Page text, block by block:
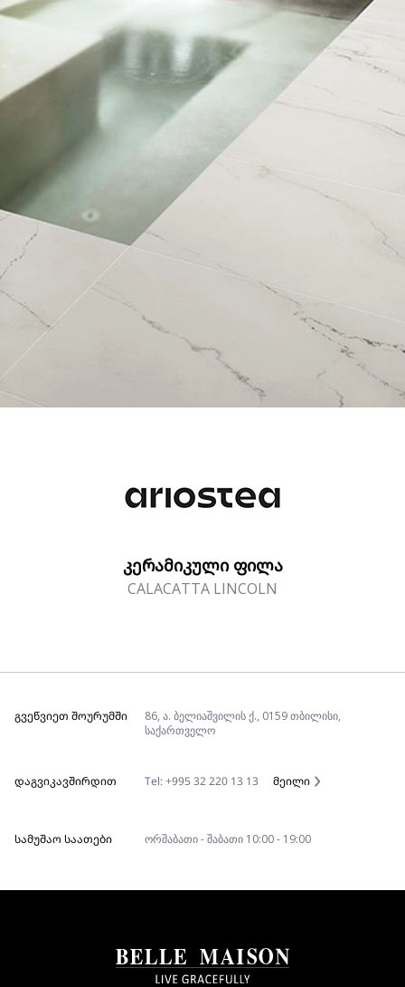
ᲙᲔᲠᲐᲛᲘᲙᲣᲚᲘ ᲤᲘᲚᲐ
CALACATTA LINCOLN
ᲒᲕᲔᲬᲕᲘᲔᲗ ᲨᲝᲣᲠᲣᲛᲨᲘ
86, ა. ბელიაშვილის ქ., 0159 თბილისი,
საქართველო
ᲓᲐᲒᲕᲘᲙᲐᲕᲨᲘᲠᲓᲘᲗ Tel: +995 32 220 13 13 მეილი
ᲡᲐᲛᲣᲨᲐᲝ ᲡᲐᲐᲗᲔᲑᲘ ორშაბათი - შაბათი 10:00 - 19:00